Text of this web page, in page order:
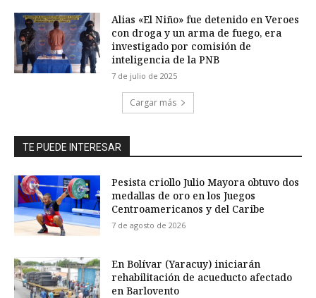
Alias «El Niño» fue detenido en Veroes
con droga y un arma de fuego, era
investigado por comisión de
inteligencia de la PNB
7 de julio de 2025
Cargar más
TE PUEDE INTERESAR
Pesista criollo Julio Mayora obtuvo dos
medallas de oro en los Juegos
Centroamericanos y del Caribe
7 de agosto de 2026
En Bolívar (Yaracuy) iniciarán
rehabilitación de acueducto afectado
en Barlovento